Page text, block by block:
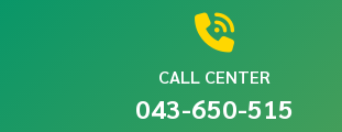
CALL CENTER
043-650-515